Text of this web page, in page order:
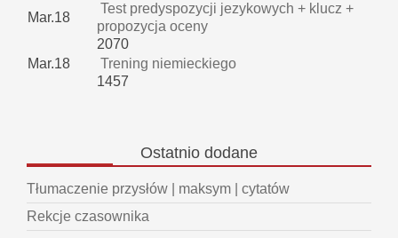
Mar.18
Test predyspozycji jezykowych + klucz +
propozycja oceny
2070
Mar.18
Trening niemieckiego
1457
Ostatnio dodane
Tłumaczenie przysłów | maksym | cytatów
Rekcje czasownika